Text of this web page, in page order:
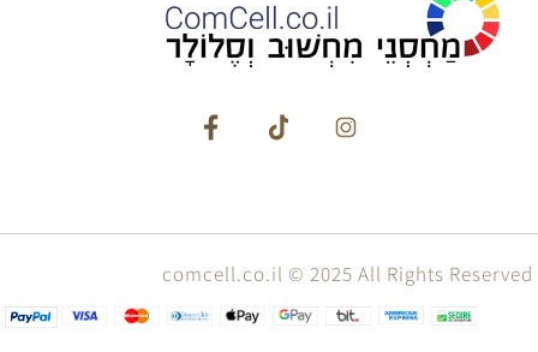
comcell.co.il © 2025 All Rights Reserved